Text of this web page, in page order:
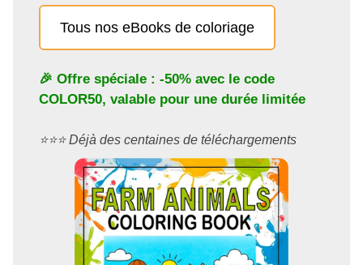
Tous nos eBooks de coloriage
🎉 Offre spéciale : -50% avec le code
COLOR50, valable pour une durée limitée
⭐️⭐️⭐️ Déjà des centaines de téléchargements